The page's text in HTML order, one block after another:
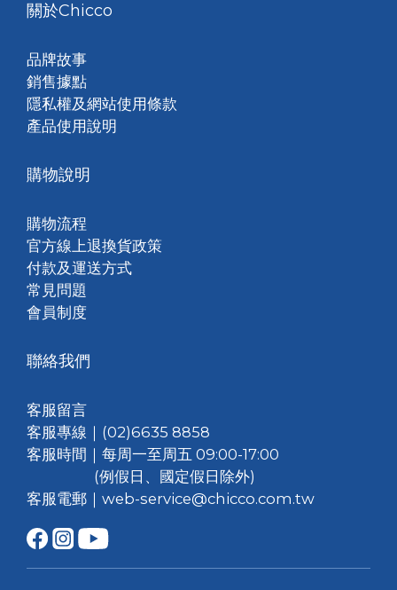
關於Chicco
品牌故事
銷售據點
隱私權及網站使用條款
產品使用說明
購物說明
購物流程
官方線上退換貨政策
付款及運送方式
常見問題
會員制度
聯絡我們
客服留言
客服專線｜(02)6635 8858
客服時間｜每周一至周五 09:00-17:00
(例假日、國定假日除外)
客服電郵｜web-service@chicco.com.tw